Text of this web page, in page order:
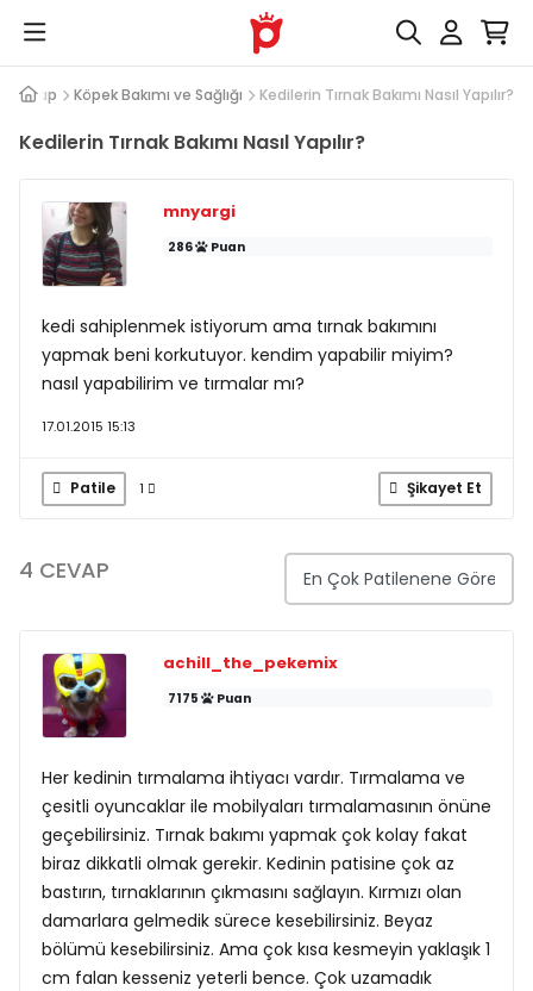
Cevap Köpek Bakımı ve Sağlığı Kedilerin Tırnak Bakımı Nasıl Yapılır?
Kedilerin Tırnak Bakımı Nasıl Yapılır?
mnyargi
286 Puan
kedi sahiplenmek istiyorum ama tırnak bakımını
yapmak beni korkutuyor. kendim yapabilir miyim?
nasıl yapabilirim ve tırmalar mı?
17.01.2015 15:13
Patile 1 Şikayet Et
4 CEVAP
achill_the_pekemix
7175 Puan
Her kedinin tırmalama ihtiyacı vardır. Tırmalama ve
çesitli oyuncaklar ile mobilyaları tırmalamasının önüne
geçebilirsiniz. Tırnak bakımı yapmak çok kolay fakat
biraz dikkatli olmak gerekir. Kedinin patisine çok az
bastırın, tırnaklarının çıkmasını sağlayın. Kırmızı olan
damarlara gelmedik sürece kesebilirsiniz. Beyaz
bölümü kesebilirsiniz. Ama çok kısa kesmeyin yaklaşık 1
cm falan kesseniz yeterli bence. Çok uzamadık